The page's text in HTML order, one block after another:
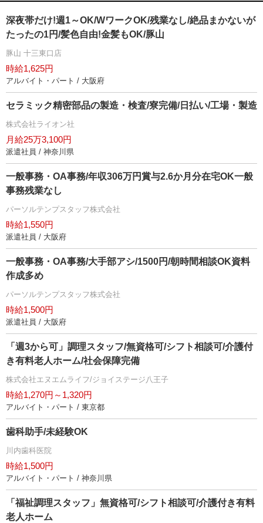
深夜帯だけ!週1～OK/WワークOK/残業なし/絶品まかないが
たったの1円/髪色自由!金髪もOK/豚山
豚山 十三東口店
時給1,625円
アルバイト・パート / 大阪府
セラミック精密部品の製造・検査/寮完備/日払い/工場・製造
株式会社ライオン社
月給25万3,100円
派遣社員 / 神奈川県
一般事務・OA事務/年収306万円賞与2.6か月分在宅OK一般
事務残業なし
パーソルテンプスタッフ株式会社
時給1,550円
派遣社員 / 大阪府
一般事務・OA事務/大手部アシ/1500円/朝時間相談OK資料
作成多め
パーソルテンプスタッフ株式会社
時給1,500円
派遣社員 / 大阪府
「週3から可」調理スタッフ/無資格可/シフト相談可/介護付
き有料老人ホーム/社会保障完備
株式会社エヌエムライフ/ジョイステージ八王子
時給1,270円～1,320円
アルバイト・パート / 東京都
歯科助手/未経験OK
川内歯科医院
時給1,500円
アルバイト・パート / 神奈川県
「福祉調理スタッフ」無資格可/シフト相談可/介護付き有料
老人ホーム